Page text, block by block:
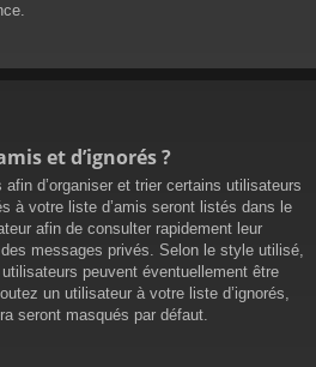
et d’ignorés ?
d’organiser et trier certains utilisateurs
à votre liste d’amis seront listés dans le
afin de consulter rapidement leur
messages privés. Selon le style utilisé,
peuvent éventuellement être
un utilisateur à votre liste d’ignorés,
seront masqués par défaut.